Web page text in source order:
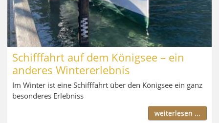
Schifffahrt auf dem Königsee – ein
anderes Wintererlebnis
Im Winter ist eine Schifffahrt über den Königsee ein ganz
besonderes Erlebniss
weiterlesen ...